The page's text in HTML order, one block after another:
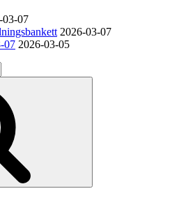
03-07
2026-03-07
07 2026-03-05